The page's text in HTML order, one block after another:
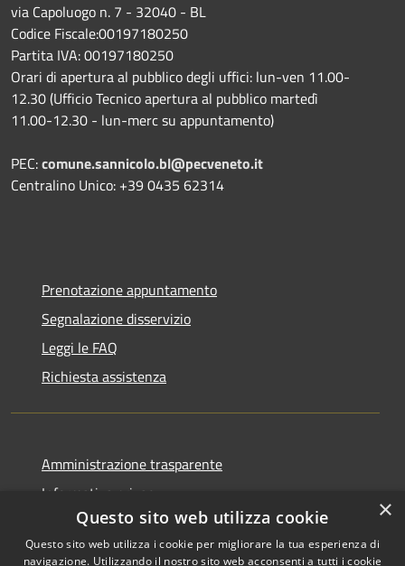
via Capoluogo n. 7 - 32040 - BL
Codice Fiscale:00197180250
Partita IVA: 00197180250
Orari di apertura al pubblico degli uffici: lun-ven 11.00-
12.30 (Ufficio Tecnico apertura al pubblico martedì
11.00-12.30 - lun-merc su appuntamento)
PEC:comune.sannicolo.bl@pecveneto.it
Centralino Unico: +39 0435 62314
Prenotazione appuntamento
Segnalazione disservizio
Leggi le FAQ
Richiesta assistenza
Amministrazione trasparente
Informativa privacy
Note legali
Dichiarazione di accessibilità
×
Questo sito web utilizza cookie
Questo sito web utilizza i cookie per migliorare la tua esperienza di
navigazione. Utilizzando il nostro sito web acconsenti a tutti i cookie